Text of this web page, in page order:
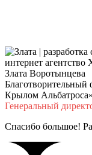
Злата Воротынцева
Крылом Альбатроса»
Генеральный
Спасибо большое!